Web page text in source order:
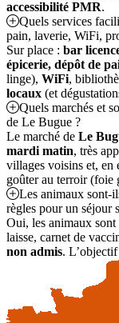
accessibilité PMR.
Quels services
pain, laverie, WiFi,
Sur place : bar
épicerie, dépôt de
linge), WiFi,
locaux (et
Quels marchés et
de Le Bugue ?
Le marché de Le
mardi matin, très
villages voisins et, en
goûter au terroir
Les animaux sont-
règles pour un séjour
Oui, les animaux sont
laisse, carnet de
non admis.